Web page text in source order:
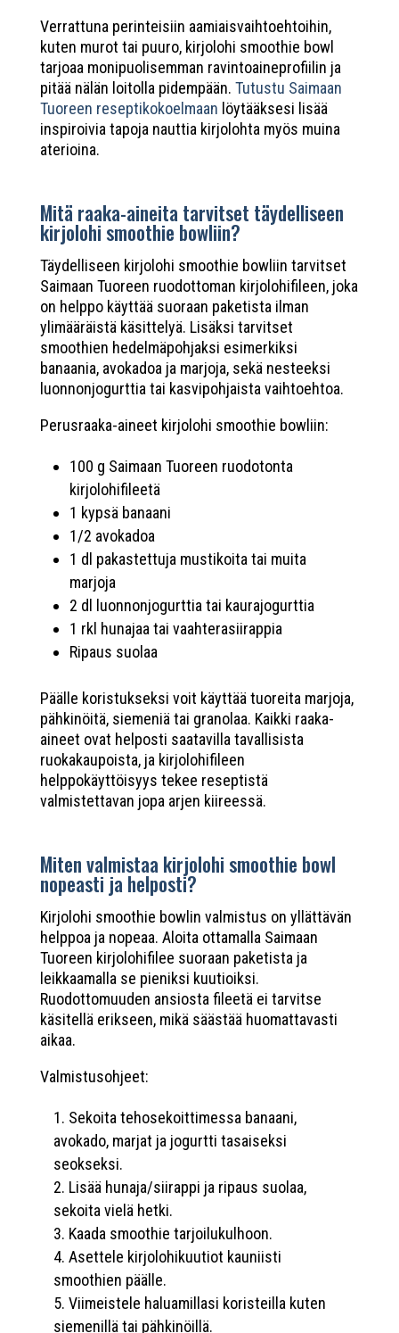
Verrattuna perinteisiin aamiaisvaihtoehtoihin,
kuten murot tai puuro, kirjolohi smoothie bowl
tarjoaa monipuolisemman ravintoaineprofiilin ja
pitää nälän loitolla pidempään. Tutustu Saimaan
Tuoreen reseptikokoelmaan löytääksesi lisää
inspiroivia tapoja nauttia kirjolohta myös muina
aterioina.
Mitä raaka-aineita tarvitset täydelliseen
kirjolohi smoothie bowliin?
Täydelliseen kirjolohi smoothie bowliin tarvitset
Saimaan Tuoreen ruodottoman kirjolohifileen, joka
on helppo käyttää suoraan paketista ilman
ylimääräistä käsittelyä. Lisäksi tarvitset
smoothien hedelmäpohjaksi esimerkiksi
banaania, avokadoa ja marjoja, sekä nesteeksi
luonnonjogurttia tai kasvipohjaista vaihtoehtoa.
Perusraaka-aineet kirjolohi smoothie bowliin:
100 g Saimaan Tuoreen ruodotonta
kirjolohifileetä
1 kypsä banaani
1/2 avokadoa
1 dl pakastettuja mustikoita tai muita
marjoja
2 dl luonnonjogurttia tai kaurajogurttia
1 rkl hunajaa tai vaahterasiirappia
Ripaus suolaa
Päälle koristukseksi voit käyttää tuoreita marjoja,
pähkinöitä, siemeniä tai granolaa. Kaikki raaka-
aineet ovat helposti saatavilla tavallisista
ruokakaupoista, ja kirjolohifileen
helppokäyttöisyys tekee reseptistä
valmistettavan jopa arjen kiireessä.
Miten valmistaa kirjolohi smoothie bowl
nopeasti ja helposti?
Kirjolohi smoothie bowlin valmistus on yllättävän
helppoa ja nopeaa. Aloita ottamalla Saimaan
Tuoreen kirjolohifilee suoraan paketista ja
leikkaamalla se pieniksi kuutioiksi.
Ruodottomuuden ansiosta fileetä ei tarvitse
käsitellä erikseen, mikä säästää huomattavasti
aikaa.
Valmistusohjeet:
Sekoita tehosekoittimessa banaani,
avokado, marjat ja jogurtti tasaiseksi
seokseksi.
Lisää hunaja/siirappi ja ripaus suolaa,
sekoita vielä hetki.
Kaada smoothie tarjoilukulhoon.
Asettele kirjolohikuutiot kauniisti
smoothien päälle.
Viimeistele haluamillasi koristeilla kuten
siemenillä tai pähkinöillä.